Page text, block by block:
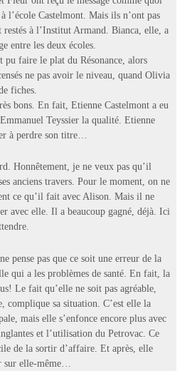
l’école Castelmont. Mais ils n’ont pas
restés à l’Institut Armand. Bianca, elle, a
entre les deux écoles.
pu faire le plat du Résonance, alors
ne pas avoir le niveau, quand Olivia
fiches.
bons. En fait, Etienne Castelmont a eu
Teyssier la qualité. Etienne
à perdre son titre…
Honnêtement, je ne veux pas qu’il
anciens travers. Pour le moment, on ne
ce qu’il fait avec Alison. Mais il ne
avec elle. Il a beaucoup gagné, déjà. Ici
pense pas que ce soit une erreur de la
qui a les problèmes de santé. En fait, la
Le fait qu’elle ne soit pas agréable,
complique sa situation. C’est elle la
mais elle s’enfonce encore plus avec
et l’utilisation du Petrovac. Ce
de la sortir d’affaire. Et après, elle
elle-même…